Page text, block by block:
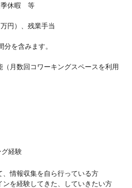
季休暇 等
円）、残業手当
を含みます。
（月数回コワーキングスペースを利用
経験
、情報収集を自ら行っている方
を経験してきた、していきたい方